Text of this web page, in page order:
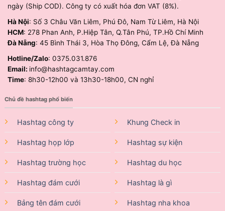
ngày (Ship COD). Công ty có xuất hóa đơn VAT (8%).
Hà Nội: Số 3 Châu Văn Liêm, Phú Đô, Nam Từ Liêm, Hà Nội
HCM: 278 Phan Anh, P.Hiệp Tân, Q.Tân Phú, TP.Hồ Chí Minh
Đà Nẵng: 45 Bình Thái 3, Hòa Thọ Đông, Cẩm Lệ, Đà Nẵng
Hotline/Zalo: 0375.031.876
Email: info@hashtagcamtay.com
Time: 8h30-12h00 và 13h30-18h00, CN nghỉ
Chủ đề hashtag phổ biến
Hashtag công ty
Hashtag họp lớp
Hashtag trường học
Hashtag đám cưới
Bảng tên đám cưới
Khung Check in
Hashtag sự kiện
Hashtag du học
Hashtag là gì
Hashtag nha khoa